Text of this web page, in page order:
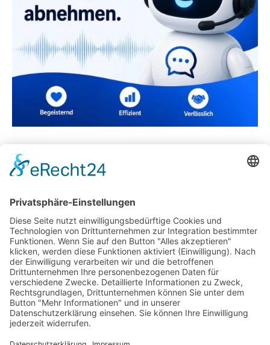
Ein Traum am Meer: Ein Ferienhäuschen an Ost-
oder Nordsee
Dimax GmbH aus Dresden: Wenn Sauberkeit
Chefsache ist
Welche KI-Förderungen KMU 2026 nutzen können